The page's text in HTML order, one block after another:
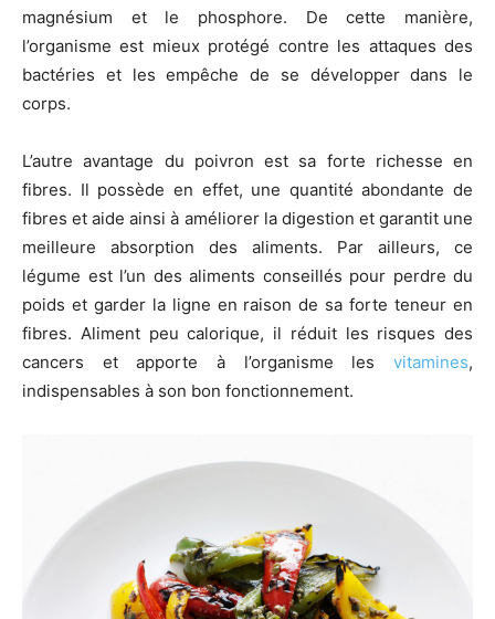
magnésium et le phosphore. De cette manière,
l’organisme est mieux protégé contre les attaques des
bactéries et les empêche de se développer dans le
corps.
L’autre avantage du poivron est sa forte richesse en
fibres. Il possède en effet, une quantité abondante de
fibres et aide ainsi à améliorer la digestion et garantit une
meilleure absorption des aliments. Par ailleurs, ce
légume est l’un des aliments conseillés pour perdre du
poids et garder la ligne en raison de sa forte teneur en
fibres. Aliment peu calorique, il réduit les risques des
cancers et apporte à l’organisme les vitamines,
indispensables à son bon fonctionnement.